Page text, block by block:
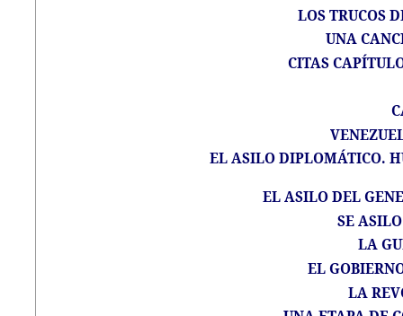
LOS TRUCOS
UNA
CITAS
EL ASILO DIPLOMÁTICO.
EL ASILO DEL
SE
LA
EL
LA